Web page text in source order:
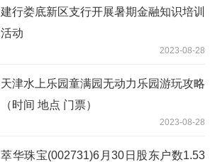
建行娄底新区支行开展暑期金融知识培训
活动
2023-08-28
天津水上乐园童满园无动力乐园游玩攻略
（时间 地点 门票）
2023-08-28
萃华珠宝(002731)6月30日股东户数1.53